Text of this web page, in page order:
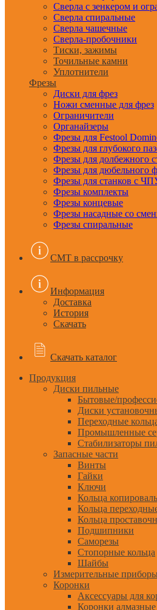
Сверла с зенкером и
Сверла спиральные
Сверла чашечные
Сверла-пробочники
Тиски, зажимы
Точильные камни
Уплотнители
Фрезы
Диски для фрез
Ножи сменные для фрез
Ограничители
Органайзеры
Фрезы для Festool
Фрезы для глубокого
Фрезы для долбежного
Фрезы для дюбельного
Фрезы для станков с
Фрезы комплекты
Фрезы концевые
Фрезы насадные со
Фрезы спиральные
CMT в рассрочку
Информация
Доставка
История
Скачать
Скачать каталог
Продукция
Диски пильные
Бытовые/
Диски
Переходные
Промышленные
Стабилизаторы
Запасные части
Винты
Гайки
Ключи
Кольца
Кольца
Кольца
Подшипники
Саморезы
Стопорные кольца
Шайбы
Измерительные
Коронки
Аксессуары для
Коронки алмазные